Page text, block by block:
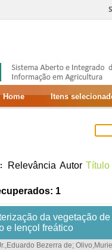
Home Itens
Relevância Autor Título
1
da vegetação
e lençol freático
Bezerra de;